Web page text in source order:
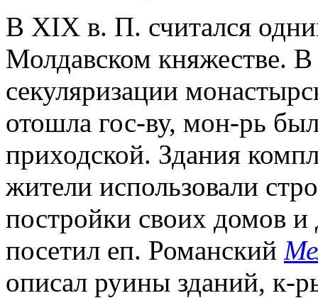
В XIX в. П. считался
Молдавском княжестве. В
секуляризации
отошла гос-ву, мон-рь
приходской. Здания
жители использовали
постройки своих домов
посетил еп. Романский
описал руины зданий, к-